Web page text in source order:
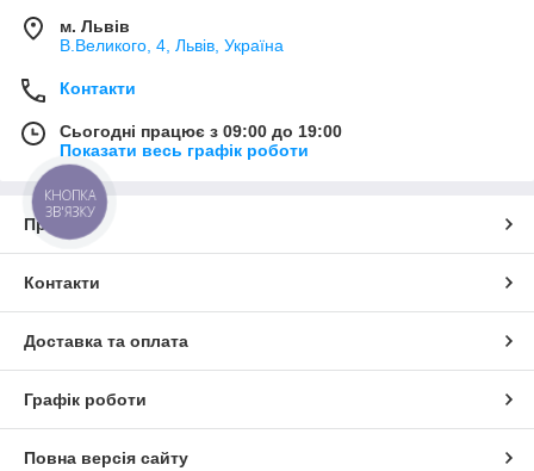
м. Львів
В.Великого, 4, Львів, Україна
Контакти
Сьогодні працює з 09:00 до 19:00
Показати весь графік роботи
Про нас
Контакти
Доставка та оплата
Графік роботи
Повна версія сайту
КНОПКА
ЗВ'ЯЗКУ